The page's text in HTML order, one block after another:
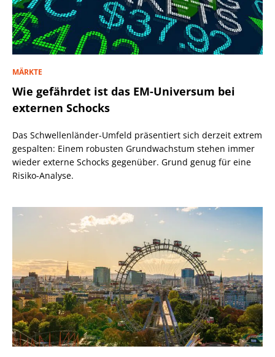
MÄRKTE
Wie gefährdet ist das EM-Universum bei
externen Schocks
Das Schwellenländer-Umfeld präsentiert sich derzeit extrem
gespalten: Einem robusten Grundwachstum stehen immer
wieder externe Schocks gegenüber. Grund genug für eine
Risiko-Analyse.